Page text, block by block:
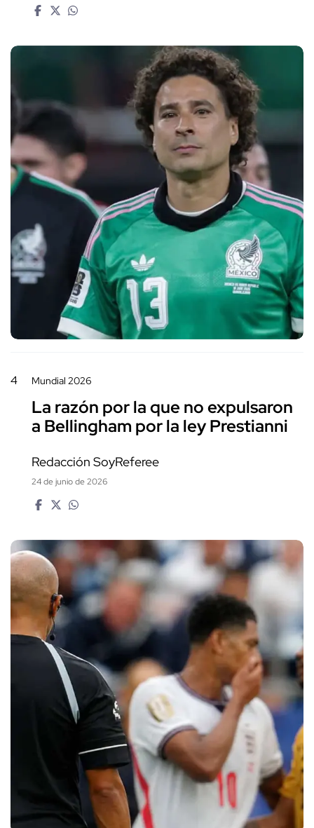
4 Mundial 2026
La razón por la que no expulsaron
a Bellingham por la ley Prestianni
Redacción SoyReferee
24 de junio de 2026